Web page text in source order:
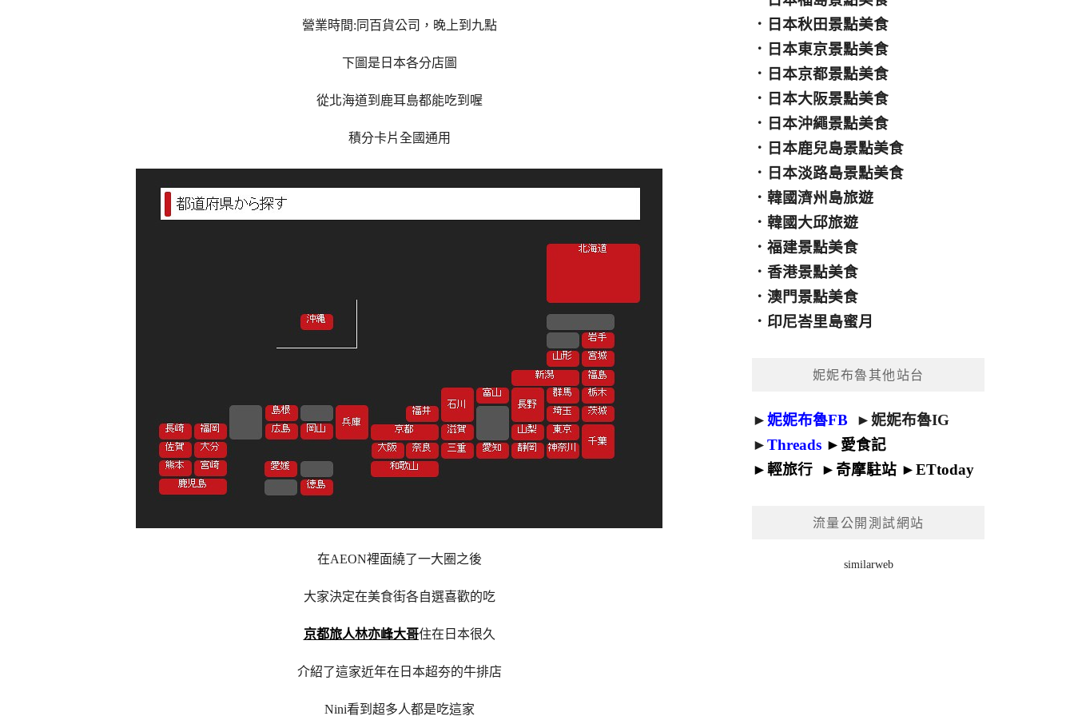
營業時間:同百貨公司，晚上到九點
下圖是日本各分店圖
從北海道到鹿耳島都能吃到喔
積分卡片全國通用
在AEON裡面繞了一大圈之後
大家決定在美食街各自選喜歡的吃
京都旅人林亦峰大哥住在日本很久
介紹了這家近年在日本超夯的牛排店
Nini看到超多人都是吃這家
． 日本秋田景點美食
． 日本東京景點美食
． 日本京都景點美食
． 日本大阪景點美食
． 日本沖繩景點美食
． 日本鹿兒島景點美食
． 日本淡路島景點美食
．韓國濟州島旅遊
．韓國大邱旅遊
．福建景點美食
．香港景點美食
．澳門景點美食
． 印尼峇里島蜜月
妮妮布魯其他站台
►妮妮布魯FB ►妮妮布魯IG
►Threads ► 愛食記
►輕旅行 ► 奇摩駐站 ►ETtoday
流量公開測試網站
similarweb